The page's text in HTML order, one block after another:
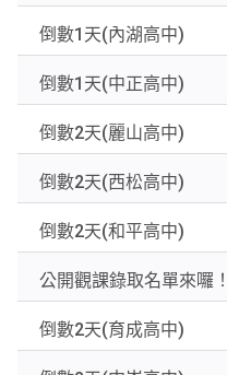
倒數1天(內湖高中)
倒數1天(中正高中)
倒數2天(麗山高中)
倒數2天(西松高中)
倒數2天(和平高中)
公開觀課錄取名單來囉
倒數2天(育成高中)